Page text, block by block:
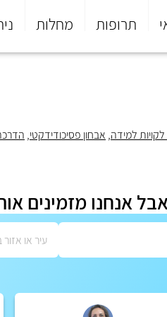
תרופות מחלות
למידה, אבחון פסיכודידקטי,
אנחנו מזמינים